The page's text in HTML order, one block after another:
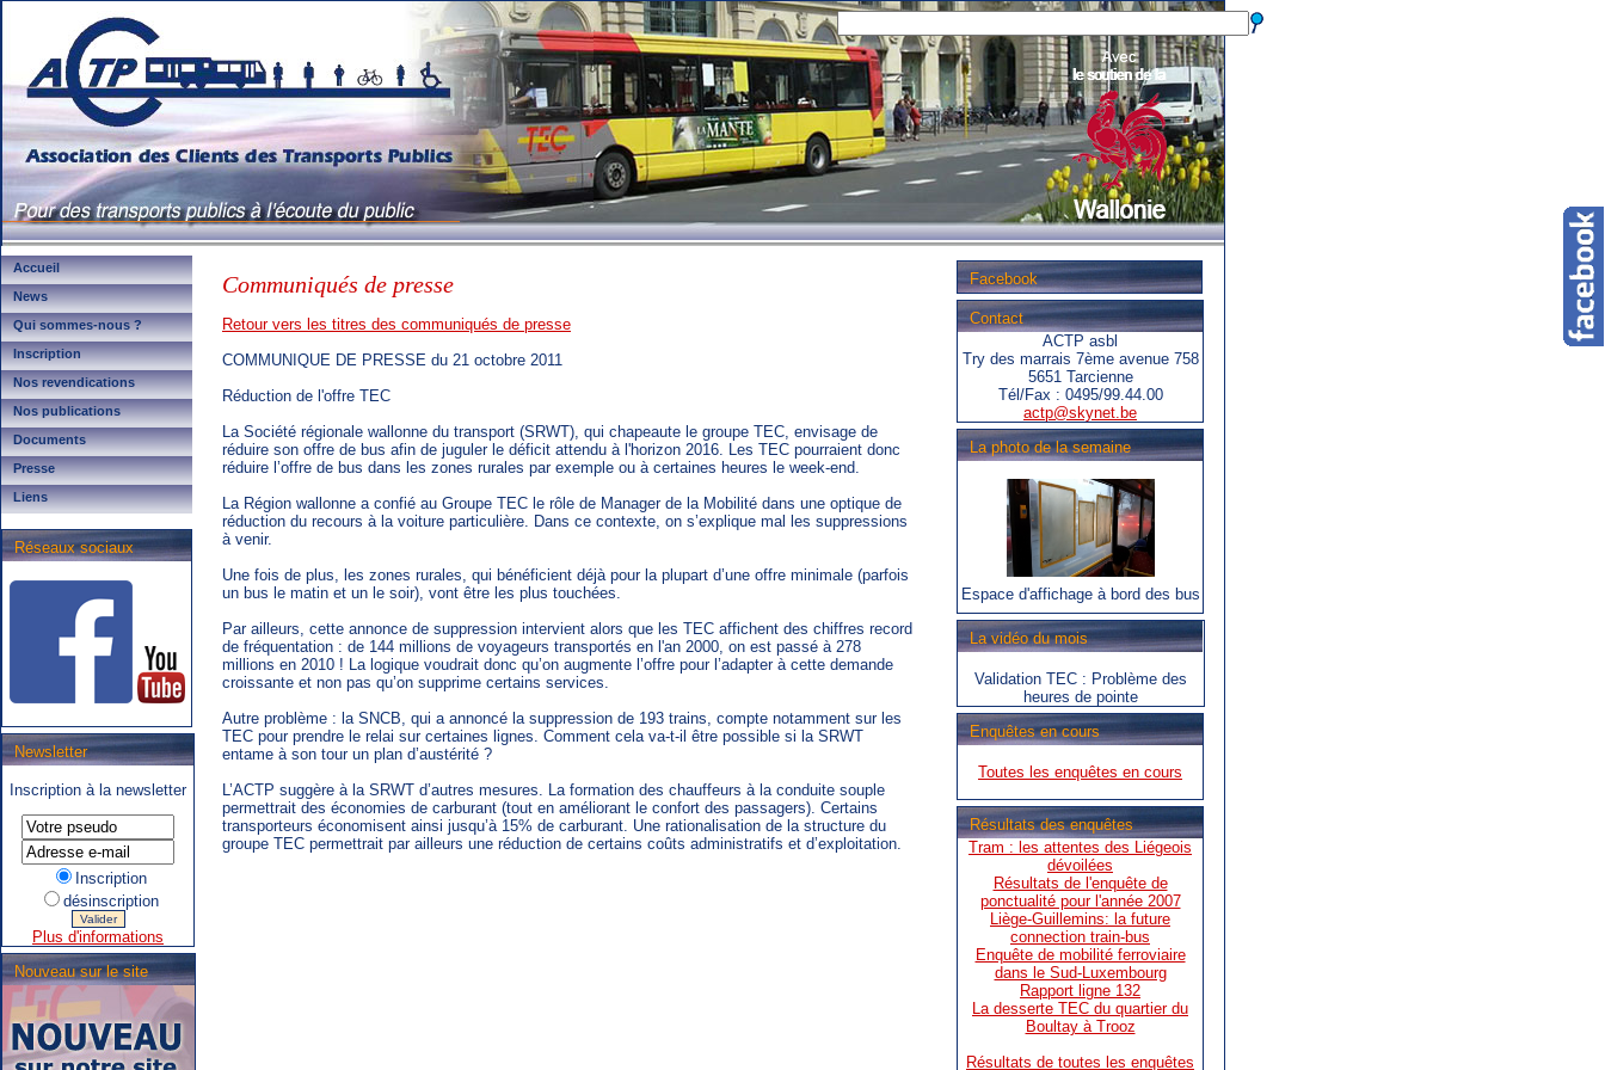
Accueil
News
Qui sommes-nous ?
Inscription
Nos revendications
Nos publications
Documents
Presse
Liens
Réseaux sociaux
Newsletter
Inscription à la newsletter
Inscription
désinscription
Plus d'informations
Nouveau sur le site
.SNCB - TEC : Système de
correspondance ARIbus.
Communiqués de presse
Retour vers les titres des communiqués de presse
COMMUNIQUE DE PRESSE du 21 octobre 2011
Réduction de l'offre TEC
La Société régionale wallonne du transport (SRWT), qui chapeaute le groupe TEC, envisage de
réduire son offre de bus afin de juguler le déficit attendu à l'horizon 2016. Les TEC pourraient donc
réduire l’offre de bus dans les zones rurales par exemple ou à certaines heures le week-end.
La Région wallonne a confié au Groupe TEC le rôle de Manager de la Mobilité dans une optique de
réduction du recours à la voiture particulière. Dans ce contexte, on s’explique mal les suppressions
à venir.
Une fois de plus, les zones rurales, qui bénéficient déjà pour la plupart d’une offre minimale (parfois
un bus le matin et un le soir), vont être les plus touchées.
Par ailleurs, cette annonce de suppression intervient alors que les TEC affichent des chiffres record
de fréquentation : de 144 millions de voyageurs transportés en l'an 2000, on est passé à 278
millions en 2010 ! La logique voudrait donc qu’on augmente l’offre pour l’adapter à cette demande
croissante et non pas qu’on supprime certains services.
Autre problème : la SNCB, qui a annoncé la suppression de 193 trains, compte notamment sur les
TEC pour prendre le relai sur certaines lignes. Comment cela va-t-il être possible si la SRWT
entame à son tour un plan d’austérité ?
L’ACTP suggère à la SRWT d’autres mesures. La formation des chauffeurs à la conduite souple
permettrait des économies de carburant (tout en améliorant le confort des passagers). Certains
transporteurs économisent ainsi jusqu’à 15% de carburant. Une rationalisation de la structure du
groupe TEC permettrait par ailleurs une réduction de certains coûts administratifs et d’exploitation.
Facebook
Contact
ACTP asbl
Try des marrais 7ème avenue 758
5651 Tarcienne
Tél/Fax : 0495/99.44.00
actp@skynet.be
La photo de la semaine
Espace d'affichage à bord des bus
La vidéo du mois
Validation TEC : Problème des
heures de pointe
Enquêtes en cours
Toutes les enquêtes en cours
Résultats des enquêtes
Tram : les attentes des Liégeois
dévoilées
Résultats de l'enquête de
ponctualité pour l'année 2007
Liège-Guillemins: la future
connection train-bus
Enquête de mobilité ferroviaire
dans le Sud-Luxembourg
Rapport ligne 132
La desserte TEC du quartier du
Boultay à Trooz
Résultats de toutes les enquêtes